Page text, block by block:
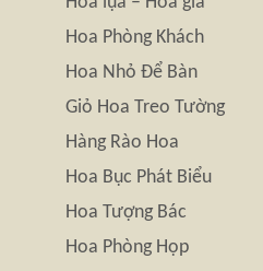
Hoa Phòng Khách
Hoa Nhỏ Để Bàn
Giỏ Hoa Treo Tường
Hàng Rào Hoa
Hoa Bục Phát Biểu
Hoa Tượng Bác
Hoa Phòng Họp